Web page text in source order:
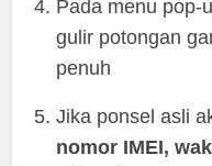
Pada menu pop-
gulir potongan
penuh
Jika ponsel asli
nomor IMEI,